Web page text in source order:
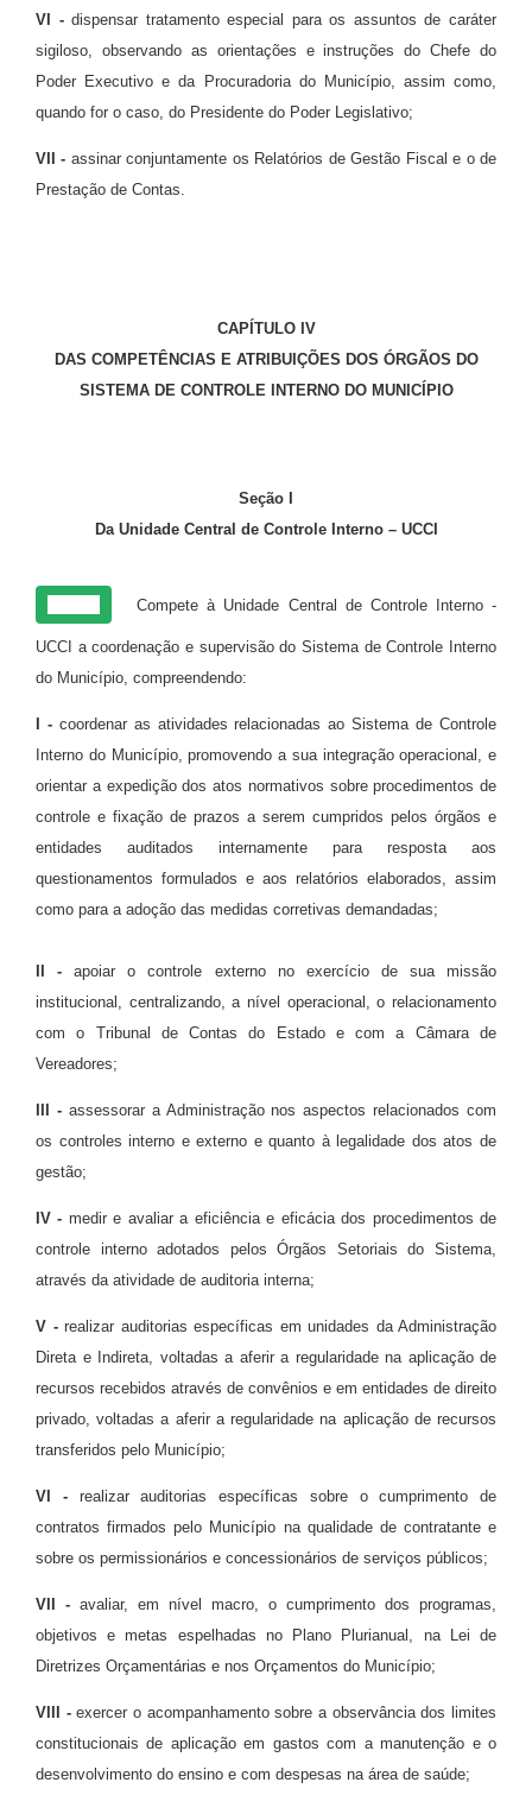
VI -dispensar tratamento especial para os assuntos de caráter
sigiloso, observando as orientações e instruções do Chefe do
Poder Executivo e da Procuradoria do Município, assim como,
quando for o caso, do Presidente do Poder Legislativo;
VII - assinar conjuntamente os Relatórios de Gestão Fiscal e o de
Prestação de Contas.
CAPÍTULO IV
DAS COMPETÊNCIAS E ATRIBUIÇÕES DOS ÓRGÃOS DO
SISTEMA DE CONTROLE INTERNO DO MUNICÍPIO
Seção I
Da Unidade Central de Controle Interno – UCCI
Compete à Unidade Central de Controle Interno -
UCCI a coordenação e supervisão do Sistema de Controle Interno
do Município, compreendendo:
I -coordenar as atividades relacionadas ao Sistema de Controle
Interno do Município, promovendo a sua integração operacional, e
orientar a expedição dos atos normativos sobre procedimentos de
controle e fixação de prazos a serem cumpridos pelos órgãos e
entidades auditados internamente para resposta aos
questionamentos formulados e aos relatórios elaborados, assim
como para a adoção das medidas corretivas demandadas;
II - apoiar o controle externo no exercício de sua missão
institucional, centralizando, a nível operacional, o relacionamento
com o Tribunal de Contas do Estado e com a Câmara de
Vereadores;
III -assessorar a Administração nos aspectos relacionados com
os controles interno e externo e quanto à legalidade dos atos de
gestão;
IV - medir e avaliar a eficiência e eficácia dos procedimentos de
controle interno adotados pelos Órgãos Setoriais do Sistema,
através da atividade de auditoria interna;
V -realizar auditorias específicas em unidades da Administração
Direta e Indireta, voltadas a aferir a regularidade na aplicação de
recursos recebidos através de convênios e em entidades de direito
privado, voltadas a aferir a regularidade na aplicação de recursos
transferidos pelo Município;
VI -realizar auditorias específicas sobre o cumprimento de
contratos firmados pelo Município na qualidade de contratante e
sobre os permissionários e concessionários de serviços públicos;
VII - avaliar, em nível macro, o cumprimento dos programas,
objetivos e metas espelhadas no Plano Plurianual, na Lei de
Diretrizes Orçamentárias e nos Orçamentos do Município;
VIII -exercer o acompanhamento sobre a observância dos limites
constitucionais de aplicação em gastos com a manutenção e o
desenvolvimento do ensino e com despesas na área de saúde;